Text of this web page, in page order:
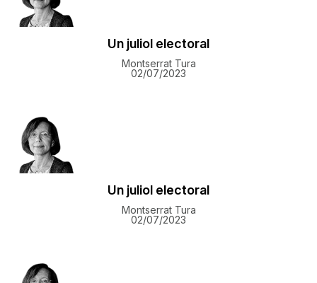
​Un juliol electoral
Montserrat Tura
02/07/2023
​Un juliol electoral
Montserrat Tura
02/07/2023